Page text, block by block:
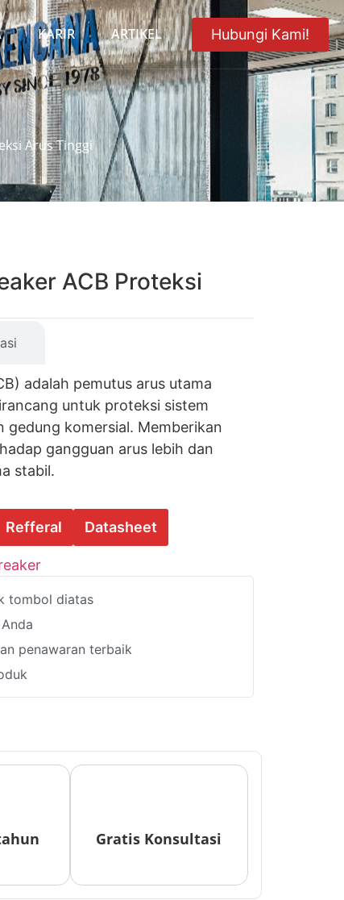
KARIR ARTIKEL Hubungi Kami!
Arus Tinggi
ACB Proteksi
adalah pemutus arus utama
untuk proteksi sistem
gedung komersial. Memberikan
gangguan arus lebih dan
stabil.
Refferal
Datasheet
tombol diatas
penawaran terbaik
Gratis Konsultasi